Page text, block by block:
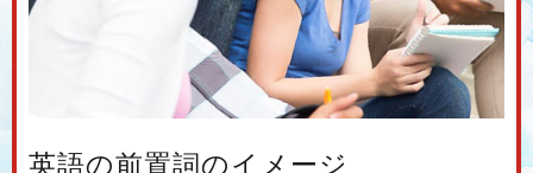
英語の前置詞のイメージ